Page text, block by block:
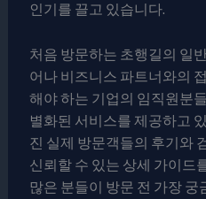
인기를 끌고 있습니다.
처음 방문하는 초행길의 일
어나 비즈니스 파트너와의
해야 하는 기업의 임직원분
별화된 서비스를 제공하고
진 실제 방문객들의 후기와
신뢰할 수 있는 상세 가이드
많은 분들이 방문 전 가장